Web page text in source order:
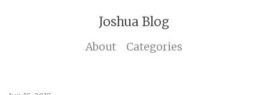
Joshua Blog
About Categories